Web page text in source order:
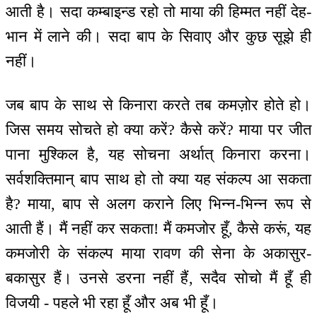
आती है। सदा कम्बाइन्ड रहो तो माया की हिम्मत नहीं देह-
भान में लाने की। सदा बाप के सिवाए और कुछ सूझे ही
नहीं।
जब बाप के साथ से किनारा करते तब कमज़ोर होते हो।
जिस समय सोचते हो क्या करें? कैसे करें? माया पर जीत
पाना मुश्किल है, यह सोचना अर्थात् किनारा करना।
सर्वशक्तिमान् बाप साथ हो तो क्या यह संकल्प आ सकता
है? माया, बाप से अलग कराने लिए भिन्न-भिन्न रूप से
आती हैं। मैं नहीं कर सकता! मैं कमजोर हूँ, कैसे करूं, यह
कमजोरी के संकल्प माया रावण की सेना के अकासुर-
बकासुर हैं। उनसे डरना नहीं हैं, सदैव सोचो मैं हूँ ही
विजयी - पहले भी रहा हूँ और अब भी हूँ।